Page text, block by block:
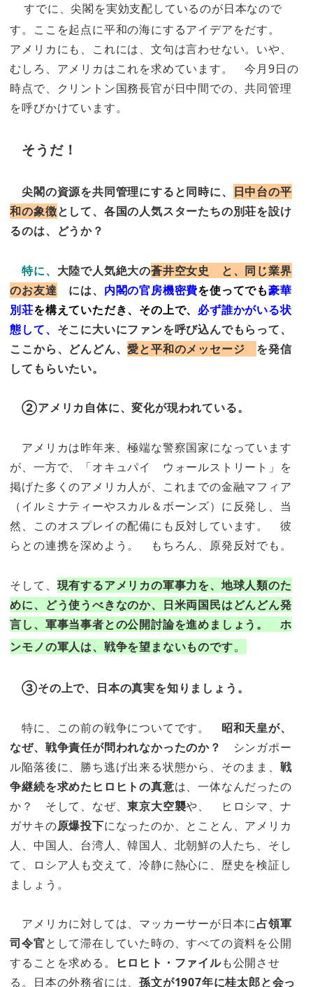
すでに、尖閣を実効支配しているのが日本なので
す。ここを起点に平和の海にするアイデアをだす。
アメリカにも、これには、文句は言わせない。いや、
むしろ、アメリカはこれを求めています。 今月9日の
時点で、クリントン国務長官が日中間での、共同管理
を呼びかけています。
そうだ！
尖閣の資源を共同管理にすると同時に、
日中台の平
和の象徴として、各国の人気スターたちの別荘を設け
るのは、どうか？
特に、 大陸で人気絶大の蒼井空女史 と、同じ業界
のお友達
には、 内閣の官房機密費を使ってでも豪華
別荘を構えていただき、その上で、 必ず誰かがいる状
態して、 そこに大いにファンを呼び込んでもらって、
ここから、どんどん、愛と平和のメッセージ を発信
してもらいたい。
②アメリカ自体に、変化が現われている。
アメリカは昨年来、極端な警察国家になっています
が、一方で、「オキュパイ ウォールストリート」を
掲げた多くのアメリカ人が、これまでの金融マフィア
（イルミナティーやスカル＆ボーンズ）に反発し、当
然、このオスプレイの配備にも反対しています。 彼
らとの連携を深めよう。 もちろん、原発反対でも。
そして、 現有するアメリカの軍事力を、地球人類のた
めに、どう使うべきなのか、日米両国民はどんどん発
言し、軍事当事者との公開討論を進めましょう。 ホ
ンモノの軍人は、戦争を望まないものです。
③その上で、日本の真実を知りましょう。
特に、この前の戦争についてです。 昭和天皇が、
なぜ、戦争責任が問われなかったのか？
シンガポー
ル陥落後に、勝ち逃げ出来る状態から、そのまま、 戦
争継続を求めたヒロヒトの真意は、一体なんだったの
か？ そして、なぜ、東京大空襲や、 ヒロシマ、ナ
ガサキの原爆投下になったのか、とことん、アメリカ
人、中国人、台湾人、韓国人、北朝鮮の人たち、そし
て、ロシア人も交えて、冷静に熱心に、歴史を検証し
ましょう。
アメリカに対しては、マッカーサーが日本に占領軍
司令官として滞在していた時の、すべての資料を公開
することを求める。
ヒロヒト・ファイルも公開させ
る。日本の外務省には、孫文が1907年に桂太郎と会っ